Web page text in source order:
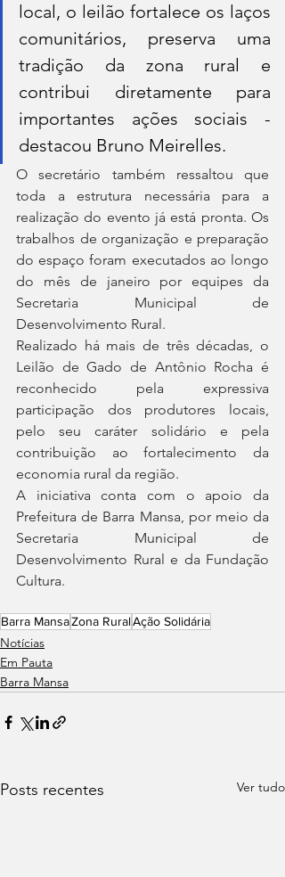
local, o leilão fortalece os laços
comunitários, preserva uma
tradição da zona rural e
contribui diretamente para
importantes ações sociais -
destacou Bruno Meirelles.
O secretário também ressaltou que
toda a estrutura necessária para a
realização do evento já está pronta. Os
trabalhos de organização e preparação
do espaço foram executados ao longo
do mês de janeiro por equipes da
Secretaria Municipal de
Desenvolvimento Rural.
Realizado há mais de três décadas, o
Leilão de Gado de Antônio Rocha é
reconhecido pela expressiva
participação dos produtores locais,
pelo seu caráter solidário e pela
contribuição ao fortalecimento da
economia rural da região.
A iniciativa conta com o apoio da
Prefeitura de Barra Mansa, por meio da
Secretaria Municipal de
Desenvolvimento Rural e da Fundação
Cultura.
Barra MansaZona RuralAção Solidária
Notícias
Em Pauta
Barra Mansa
Posts recentes Ver tudo